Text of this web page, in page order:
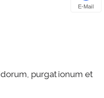
purgationum et
E-Mail